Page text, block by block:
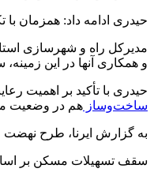
حیدری ادامه داد: همزمان
مدیرکل راه و شهرسازی
و همکاری آنها در این
حیدری با تأکید بر اهمیت
ساخت‌وساز هم در وضعیت
به گزارش ایرنا، طرح
سقف تسهیلات مسکن بر